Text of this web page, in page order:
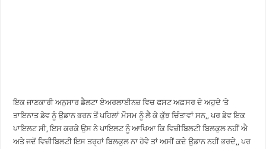
ਇਕ ਜਾਣਕਾਰੀ ਅਨੁਸਾਰ ਡੈਲਟਾ ਏਅਰਲਾਈਨਜ਼ ਵਿਚ ਫਸਟ ਅਫ਼ਸਰ ਦੇ ਅਹੁਦੇ ’ਤੇ
ਤਾਇਨਾਤ ਡੇਵ ਨੂੰ ਉਡਾਨ ਭਰਨ ਤੋਂ ਪਹਿਲਾਂ ਮੌਸਮ ਨੂੰ ਲੈ ਕੇ ਕੁੱਝ ਚਿੰਤਾਵਾਂ ਸਨ,, ਪਰ ਡੇਵ ਇਕ
ਪਾਇਲਟ ਸੀ, ਇਸ ਕਰਕੇ ਉਸ ਨੇ ਪਾਇਲਟ ਨੂੰ ਆਖਿਆ ਕਿ ਵਿਜ਼ੀਬਿਲਟੀ ਬਿਲਕੁਲ ਨਹੀਂ ਐ
ਅਤੇ ਜਦੋਂ ਵਿਜ਼ੀਬਿਲਟੀ ਇਸ ਤਰ੍ਹਾਂ ਬਿਲਕੁਲ ਨਾ ਹੋਵੇ ਤਾਂ ਅਸੀਂ ਕਦੇ ਉੁਡਾਨ ਨਹੀਂ ਭਰਦੇ,, ਪਰ